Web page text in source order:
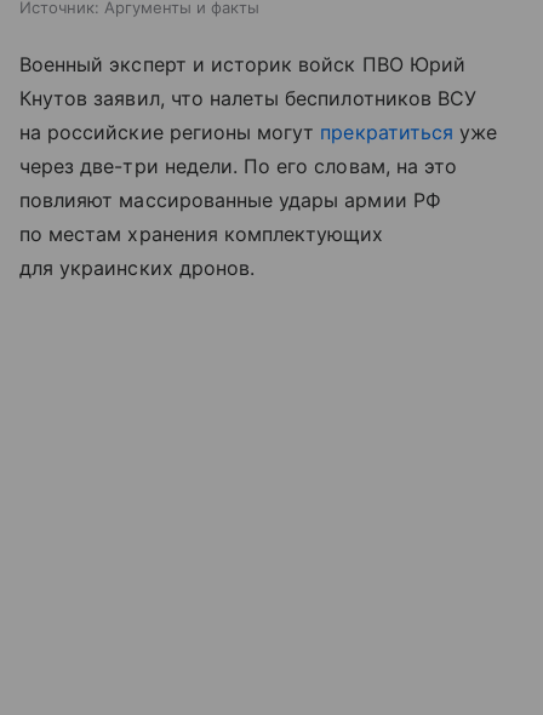
Источник: Аргументы и факты
Военный эксперт и историк войск ПВО Юрий
Кнутов заявил, что налеты беспилотников ВСУ
на российские регионы могут прекратиться уже
через две-три недели. По его словам, на это
повлияют массированные удары армии РФ
по местам хранения комплектующих
для украинских дронов.